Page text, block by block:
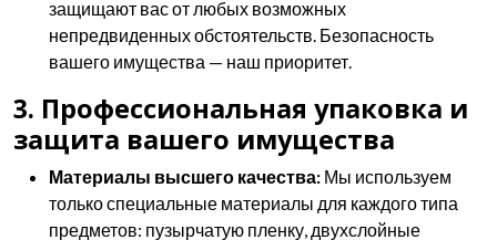
защищают вас от любых возможных
непредвиденных обстоятельств. Безопасность
вашего имущества — наш приоритет.
3. Профессиональная упаковка и
защита вашего имущества
Материалы высшего качества: Мы используем
только специальные материалы для каждого типа
предметов: пузырчатую пленку, двухслойные